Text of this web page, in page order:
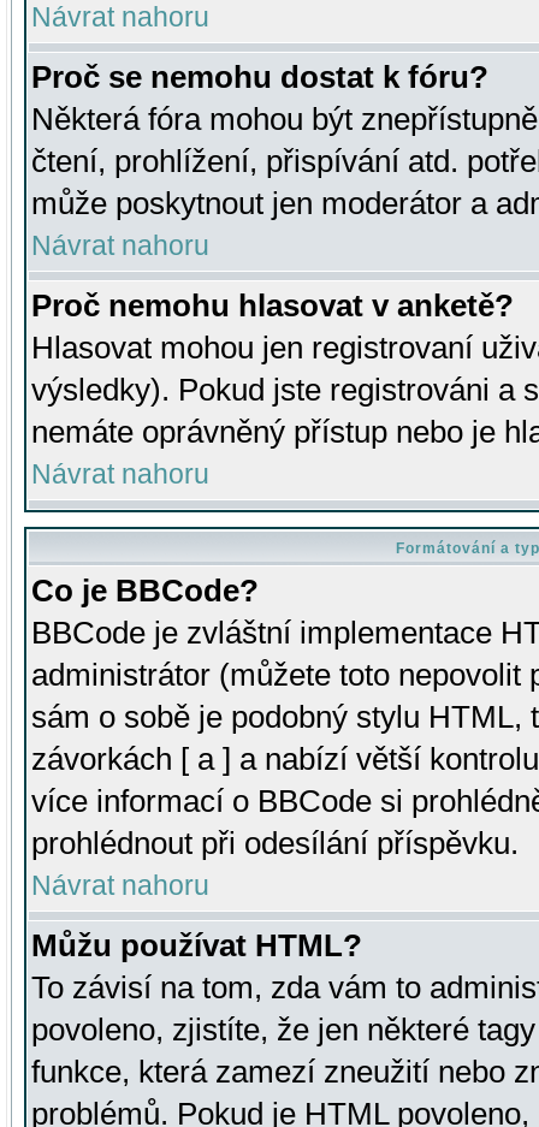
Návrat nahoru
Proč se nemohu dostat k fóru?
Některá fóra mohou být
čtení, prohlížení, přispívání atd.
může poskytnout jen moderátor a
Návrat nahoru
Proč nemohu hlasovat v anketě?
Hlasovat mohou jen registrovaní
výsledky). Pokud jste registrováni a
nemáte oprávněný přístup nebo je
Návrat nahoru
Formátování a
Co je BBCode?
BBCode je zvláštní implementace
administrátor (můžete toto
sám o sobě je podobný stylu HTML,
závorkách [ a ] a nabízí větší
více informací o BBCode si
prohlédnout při odesílání příspěvku.
Návrat nahoru
Můžu používat HTML?
To závisí na tom, zda vám to
povoleno, zjistíte, že jen některé
funkce, která zamezí zneužití nebo
problémů. Pokud je HTML